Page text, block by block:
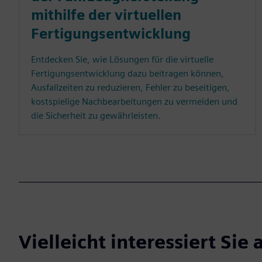
mithilfe der virtuellen
Fertigungsentwicklung
Entdecken Sie, wie Lösungen für die virtuelle
Fertigungsentwicklung dazu beitragen können,
Ausfallzeiten zu reduzieren, Fehler zu beseitigen,
kostspielige Nachbearbeitungen zu vermeiden und
die Sicherheit zu gewährleisten.
Vielleicht interessiert Sie